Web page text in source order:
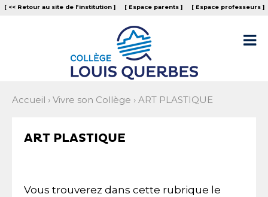
Aller
au
Outils
personnels
[ << Retour au site de l‘institution ] [ Espace parents ] [ Espace professeurs ]

Accueil › Vivre son Collège › ART PLASTIQUE
ART PLASTIQUE
Vous trouverez dans cette rubrique le